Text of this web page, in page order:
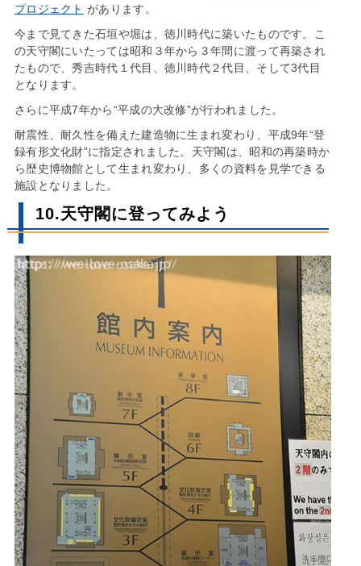
プロジェクト があります。
今まで見てきた石垣や堀は、徳川時代に築いたものです。こ
の天守閣にいたっては昭和３年から３年間に渡って再築され
たもので、秀吉時代１代目、徳川時代２代目、そして3代目
となります。
さらに平成7年から“平成の大改修”が行われました。
耐震性、耐久性を備えた建造物に生まれ変わり、平成9年“登
録有形文化財”に指定されました。天守閣は、昭和の再築時か
ら歴史博物館として生まれ変わり、多くの資料を見学できる
施設となりました。
10.天守閣に登ってみよう